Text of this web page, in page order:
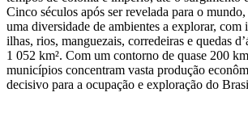
Cinco séculos após ser revelada para o mundo,
uma diversidade de ambientes a explorar, com
ilhas, rios, manguezais, corredeiras e quedas
1 052 km². Com um contorno de quase 200
municípios concentram vasta produção
decisivo para a ocupação e exploração do